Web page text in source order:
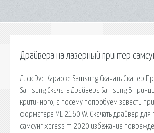
Драйвера на лазерный принтер
Диск Dvd Караоке Samsung Скачать Сканер
Samsung Скачать Драйвера Samsung В
критичного, а посему попробуем завести
форматере ML 2160 W. Скачать драйвер для
самсунг xpress m 2020 избежание